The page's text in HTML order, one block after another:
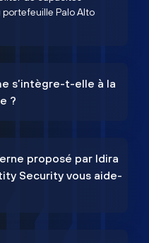
portefeuille Palo Alto
s’intègre-t-elle à la
?
proposé par Idira
Security vous aide-